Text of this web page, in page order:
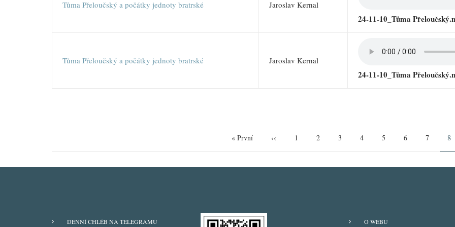
Tůma Přeloučský a počátky jednoty bratrské Jaroslav Kernal
24-11-10_Tůma
Tůma Přeloučský a počátky jednoty bratrské Jaroslav Kernal
24-11-10_Tůma
First
« První Předchozí
‹‹ Page
1 Page
2 Page
3 Page
4 Page
5 Page
6 Page
7 8
ODBĚRY
DENNÍ CHLÉB NA TELEGRAMU O WEBU